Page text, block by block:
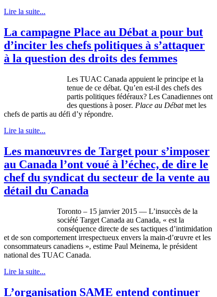
Lire la suite...
La campagne Place au Débat a pour but
d’inciter les chefs politiques à s’attaquer
à la question des droits des femmes
Les TUAC Canada appuient le principe et la
tenue de ce débat. Qu’en est-il des chefs des
partis politiques fédéraux? Les Canadiennes ont
des questions à poser. Place au Débatmet les
chefs de partis au défi d’y répondre.
Lire la suite...
Les manœuvres de Target pour s’imposer
au Canada l’ont voué à l’échec, de dire le
chef du syndicat du secteur de la vente au
détail du Canada
Toronto – 15 janvier 2015 — L’insuccès de la
société Target Canada au Canada, « est la
conséquence directe de ses tactiques d’intimidation
et de son comportement irrespectueux envers la main-d’œuvre et les
consommateurs canadiens », estime Paul Meinema, le président
national des TUAC Canada.
Lire la suite...
L’organisation SAME entend continuer